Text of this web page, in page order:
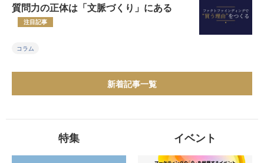
質問力の正体は「文脈づくり」にある
注目記事
コラム
新着記事一覧
特集 イベント